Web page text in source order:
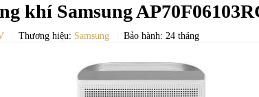
khí Samsung
Thương hiệu: Samsung Bảo hành: 24 tháng